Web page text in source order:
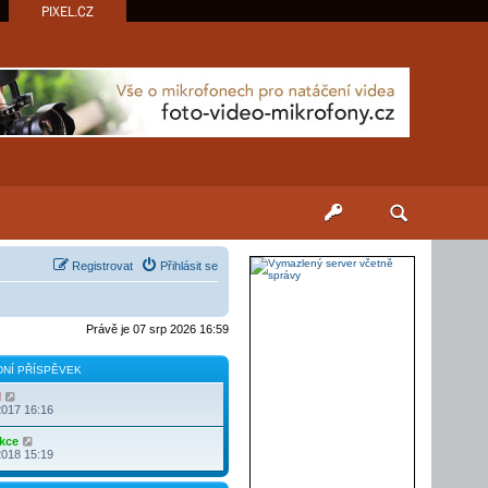
PIXEL.CZ
Přihlásit se
Registrovat
Právě je 07 srp 2026 16:59
PŘÍSPĚVEK
o
a
z
i
16:16
o
r
15:19